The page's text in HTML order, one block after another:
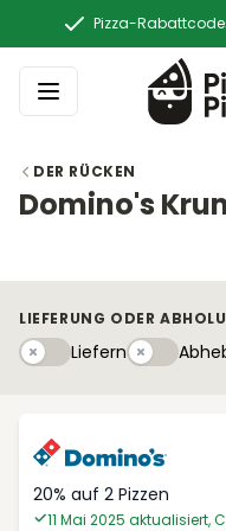
Pizza-
DER RÜCKEN
Domino's
LIEFERUNG ODER
LiefernLiefernAbhebeny
20% auf 2 Pizzen
11 Mai 2025 aktualisiert,